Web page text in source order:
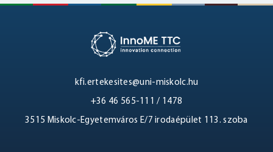
kfi.ertekesites@uni-miskolc.hu
+36 46 565-111 / 1478
3515 Miskolc-Egyetemváros E/7 irodaépület 113. szoba